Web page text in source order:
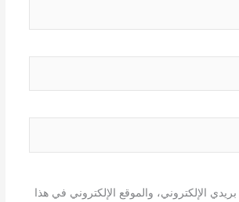
الإلكتروني، والموقع الإلكتروني في هذا